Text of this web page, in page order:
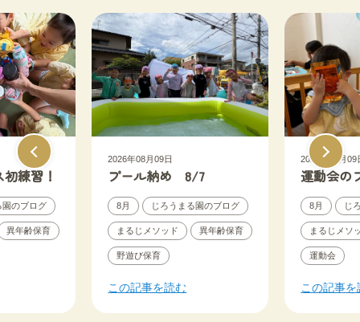
練習！
園のブログ
異年齢保育
2026年08月09日
プール納め 8/7
8月 じろうまる園のブログ
まるじメソッド 異年齢保育
野遊び保育
この記事を読む
2026年08月09
運動会の
8月 じ
まるじメソ
運動会
この記事を